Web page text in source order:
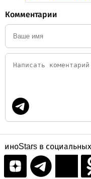
Комментарии
иноStars в